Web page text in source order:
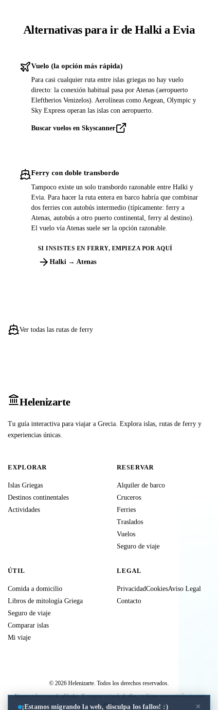
Alternativas para ir de Halki a Evia
Vuelo (la opción más rápida)
Para casi cualquier ruta entre islas griegas no hay vuelo
directo: la conexión habitual pasa por Atenas (aeropuerto
Eleftherios Venizelos). Aerolíneas como Aegean, Olympic y
Sky Express operan las islas con aeropuerto.
Buscar vuelos en Skyscanner
Ferry con doble transbordo
Tampoco existe un solo transbordo razonable entre Halki y
Evia. Para hacer la ruta entera en barco habría que combinar
dos ferries con autobús intermedio (típicamente: ferry a
Atenas, autobús a otro puerto continental, ferry al destino).
El vuelo vía Atenas suele ser la opción razonable.
SI INSISTES EN FERRY, EMPIEZA POR AQUÍ
Halki → Atenas
Ver todas las rutas de ferry
¡Estamos migrando la web, disculpa los fallos! :) ×
Helenizarte
Tu guía interactiva para viajar a Grecia. Explora islas, rutas de ferry y
experiencias únicas.
EXPLORAR
Islas Griegas
Destinos continentales
Actividades
RESERVAR
Alquiler de barco
Cruceros
Ferries
Traslados
Vuelos
Seguro de viaje
ÚTIL
Comida a domicilio
Libros de mitología Griega
Seguro de viaje
Comparar islas
Mi viaje
LEGAL
PrivacidadCookiesAviso Legal
Contacto
© 2026 Helenizarte. Todos los derechos reservados.
Algunos enlaces son de afiliados. Si compras a través de ellos, recibimos una comisión sin coste
extra.